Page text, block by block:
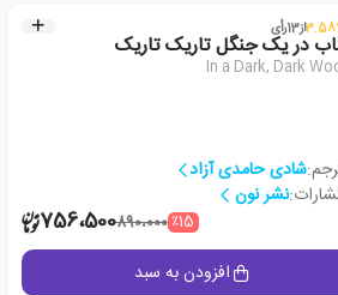
3.58از13رأی
در یک جنگل تاریک تاریک
In a Dark, Dark
شادی حامدی آزاد
نشر نون
٪15890،000756،500
افزودن به سبد